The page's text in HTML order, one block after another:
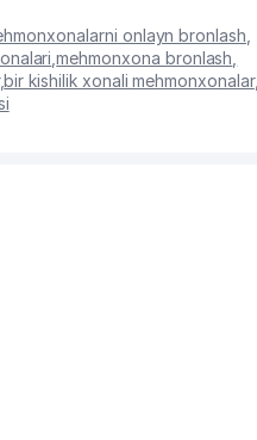
onlayn bronlash
,mehmonxona bronlash
,bir kishilik xonali mehmonxonalar,